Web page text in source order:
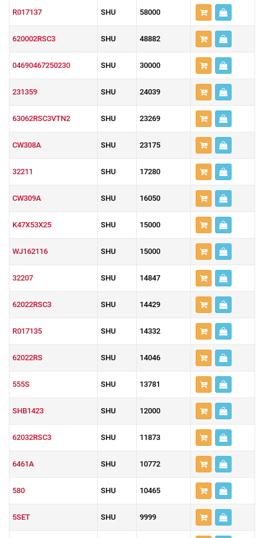
R017137 SHU 58000
620002RSC3 SHU 48882
04690467250230 SHU 30000
231359 SHU 24039
63062RSC3VTN2 SHU 23269
CW308A SHU 23175
32211 SHU 17280
CW309A SHU 16050
K47X53X25 SHU 15000
WJ162116 SHU 15000
32207 SHU 14847
62022RSC3 SHU 14429
R017135 SHU 14332
62022RS SHU 14046
555S SHU 13781
SHB1423 SHU 12000
62032RSC3 SHU 11873
6461A SHU 10772
580 SHU 10465
5SET SHU 9999